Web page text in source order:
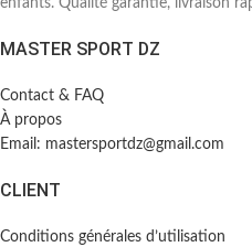
enfants. Qualité garantie, livraison
MASTER SPORT DZ
Contact & FAQ
À propos
Email: mastersportdz@gmail.com
CLIENT
Conditions générales d’utilisation